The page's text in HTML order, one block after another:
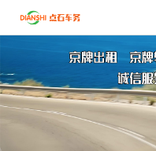
京牌出租,京牌租赁,
务
：
158-
0112-